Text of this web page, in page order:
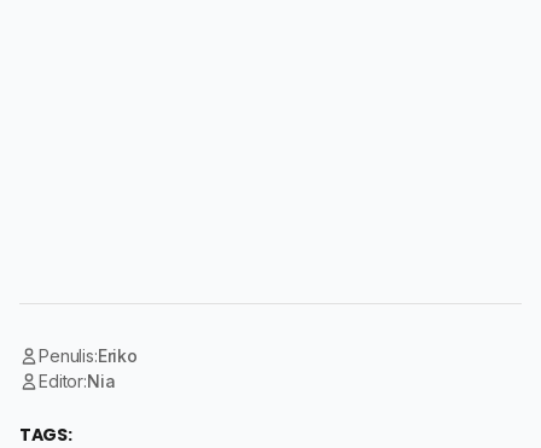
Penulis:Eriko
Editor:Nia
TAGS: